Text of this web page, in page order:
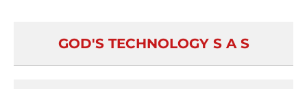
GOD'S TECHNOLOGY S A S